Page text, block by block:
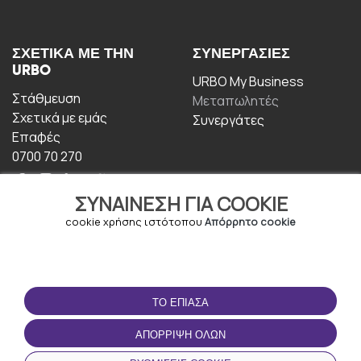
ΣΥΝΑΊΝΕΣΗ ΓΙΑ COOKIE
cookie χρήσης ιστότοπου Απόρρητο cookie
ΤΟ ΈΠΙΑΣΑ
ΑΠΌΡΡΙΨΗ ΌΛΩΝ
ΣΧΕΤΙΚΆ ΜΕ ΤΗΝ
URBO
Στάθμευση
Σχετικά με εμάς
Επαφές
0700 70 270
ΣΥΝΕΡΓΑΣΊΕΣ
URBO My Business
Μεταπωλητές
Συνεργάτες
ΟΡΟΙ ΧΡΉΣΗΣ
Οροι και Προϋποθέσεις
Πολιτική απορρήτου
ΚΑΤΕΒΆΣΤΕ ΤΗΝ
ΕΦΑΡΜΟΓΉ